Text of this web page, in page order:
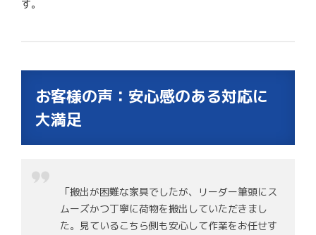
す。
お客様の声：安心感のある対応に
大満足
「搬出が困難な家具でしたが、リーダー筆頭にス
ムーズかつ丁寧に荷物を搬出していただきまし
た。見ているこちら側も安心して作業をお任せす